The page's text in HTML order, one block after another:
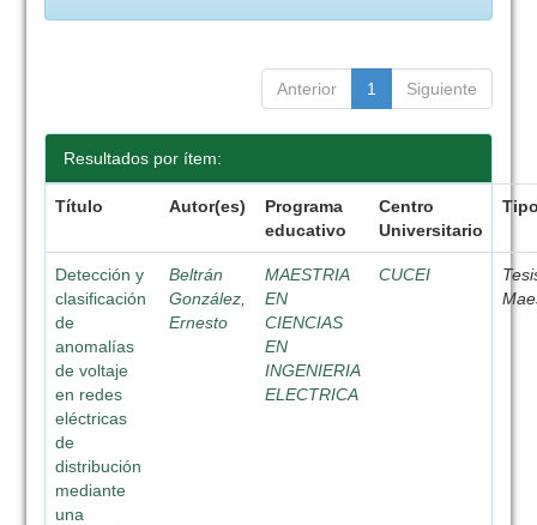
Anterior 1 Siguiente
Resultados por ítem:
Título Autor(es)
Programa
educativo
Centro
Universitario
Detección y
clasificación
de
anomalías
de voltaje
en redes
eléctricas
de
distribución
mediante
una
Beltrán
González,
Ernesto
MAESTRIA
EN
CIENCIAS
EN
INGENIERIA
ELECTRICA
CUCEI